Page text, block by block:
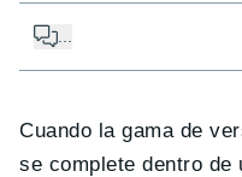
Cuando la gama de
se complete dentro de